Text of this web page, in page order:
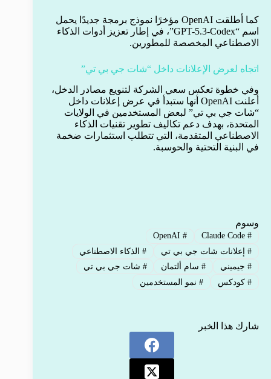
كما أطلقت OpenAI مؤخرًا نموذج برمجة جديدًا يحمل
اسم “GPT-5.3-Codex”، في إطار تعزيز أدوات الذكاء
الاصطناعي المخصصة للمطورين.
اتجاه لعرض الإعلانات داخل “شات جي بي تي”
وفي خطوة تعكس سعي الشركة لتنويع مصادر الدخل،
أعلنت OpenAI أنها ستبدأ في عرض إعلانات داخل
“شات جي بي تي” لبعض المستخدمين في الولايات
المتحدة، بهدف دعم تكاليف تطوير تقنيات الذكاء
الاصطناعي المتقدمة، التي تتطلب استثمارات ضخمة
في البنية التحتية والحوسبة.
وسوم
#
Claude Code
#
OpenAI
#إعلانات شات جي بي تي #الذكاء الاصطناعي
#جيميني #سام ألتمان # شات جي بي تي
#كودكس #نمو المستخدمين
شارك هذا الخبر